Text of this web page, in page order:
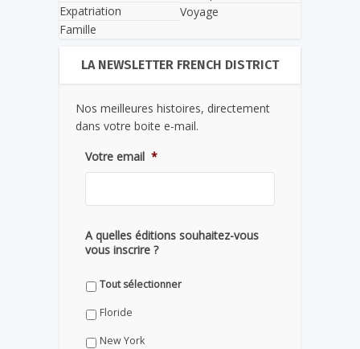
Expatriation
Famille
Voyage
LA NEWSLETTER FRENCH DISTRICT
Nos meilleures histoires, directement
dans votre boite e-mail.
Votre email *
A quelles éditions souhaitez-vous
vous inscrire ?
Tout sélectionner
Floride
New York